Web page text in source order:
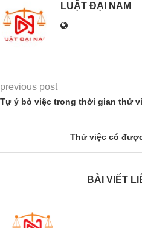
LUẬT ĐẠI NAM
previous post
Tự ý bỏ việc trong thời gian thử
Thử việc có
BÀI VIẾT